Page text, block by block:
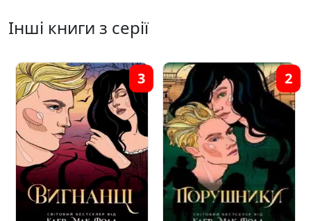
Інші книги з серії
3 2